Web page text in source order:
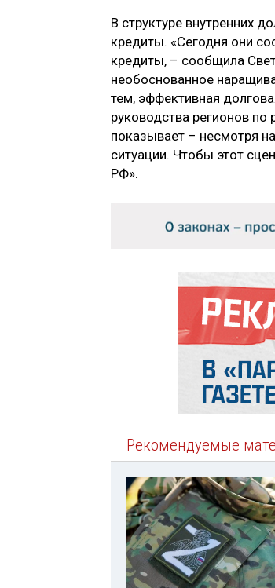
В структуре внутренних
кредиты. «Сегодня они
кредиты, – сообщила
необоснованное
тем, эффективная
руководства регионов
показывает – несмотря
ситуации. Чтобы этот
РФ».
Рекомендуемые